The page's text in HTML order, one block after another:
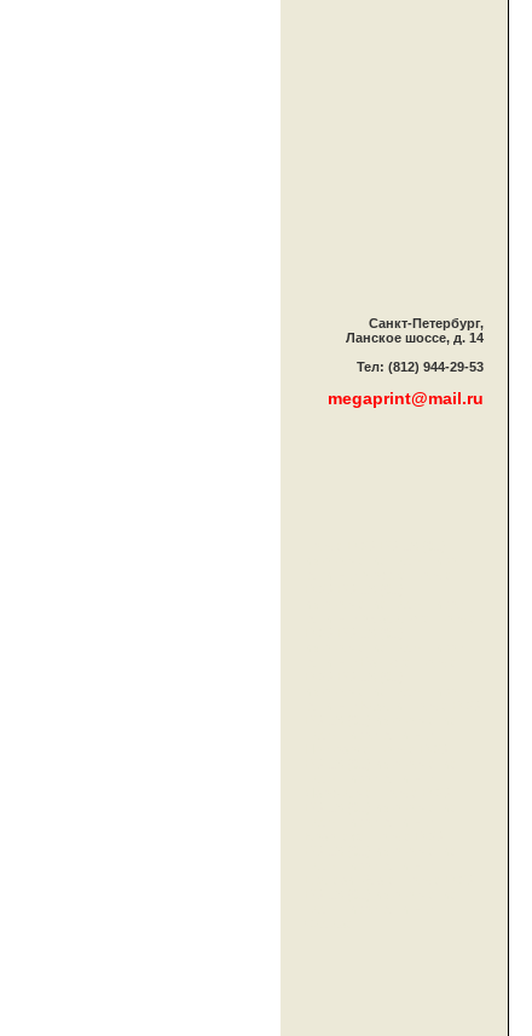
Санкт-Петербург,
Ланское шоссе, д. 14
Тел: (812) 944-29-53
megaprint@mail.ru